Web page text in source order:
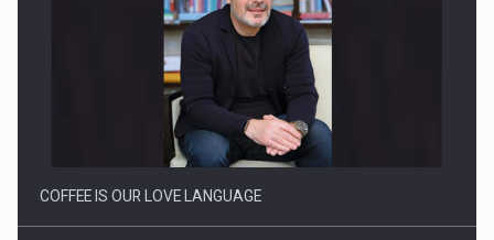
Webinar - Business Evolution-RETHINK STRATEGY-Finantare
Investitii Digitalizare
COFFEE IS OUR LOVE LANGUAGE